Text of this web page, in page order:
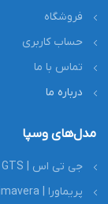
فروشگاه
حساب کاربری
تماس با ما
درباره ما
مدل‌های وسپا
جی تی اس | GTS
پریماورا | Primavera